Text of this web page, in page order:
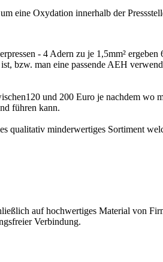
eine Oxydation innerhalb der
- 4 Adern zu je 1,5mm²
bzw. man eine passende AEH
und 200 Euro je nachdem
führen kann.
qualitativ minderwertiges Sortiment
auf hochwertiges Material von
Verbindung.